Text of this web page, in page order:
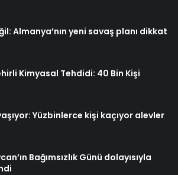
Almanya’nın yeni savaş planı dikkat
Kimyasal Tehdidi: 40 Bin Kişi
Yüzbinlerce kişi kaçıyor alevler
Bağımsızlık Günü dolayısıyla